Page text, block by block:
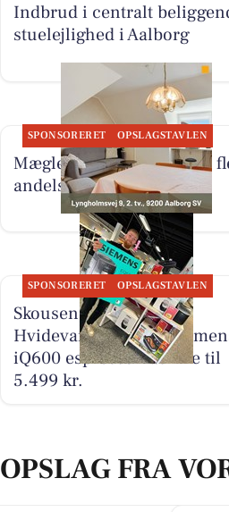
Indbrud i centralt
stuelejlighed i Aalborg
SPONSORERET OPSLAGSTAVLEN
Mæglerhuset Aalborg har
andelsboliger til salg
SPONSORERET OPSLAGSTAVLEN
Skousen Nørresundby
Hvidevarer tilbyder
iQ600 espressomaskine til
5.499 kr.
OPSLAG FRA